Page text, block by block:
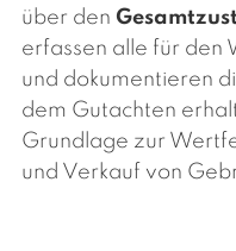
über den
erfassen alle für den
und dokumentieren
dem Gutachten
Grundlage zur
und Verkauf von